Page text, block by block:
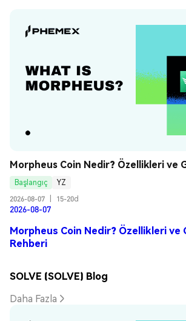
Morpheus Coin Nedir? Özellikleri ve
Başlangıç
YZ
2026-08-07
15-20d
2026-08-07
Morpheus Coin Nedir? Özellikleri ve
Rehberi
SOLVE (SOLVE) Blog
Daha Fazla